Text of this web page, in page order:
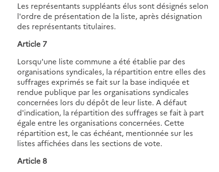
Les représentants suppléants élus sont désignés selon
l'ordre de présentation de la liste, après désignation
des représentants titulaires.
Article 7
Lorsqu'une liste commune a été établie par des
organisations syndicales, la répartition entre elles des
suffrages exprimés se fait sur la base indiquée et
rendue publique par les organisations syndicales
concernées lors du dépôt de leur liste. A défaut
d'indication, la répartition des suffrages se fait à part
égale entre les organisations concernées. Cette
répartition est, le cas échéant, mentionnée sur les
listes affichées dans les sections de vote.
Article 8